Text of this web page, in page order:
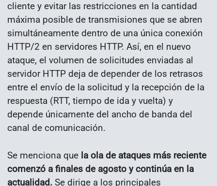
cliente y evitar las restricciones en la cantidad
máxima posible de transmisiones que se abren
simultáneamente dentro de una única conexión
HTTP/2 en servidores HTTP. Así, en el nuevo
ataque, el volumen de solicitudes enviadas al
servidor HTTP deja de depender de los retrasos
entre el envío de la solicitud y la recepción de la
respuesta (RTT, tiempo de ida y vuelta) y
depende únicamente del ancho de banda del
canal de comunicación.
Se menciona que la ola de ataques más reciente
comenzó a finales de agosto y continúa en la
actualidad. Se dirige a los principales